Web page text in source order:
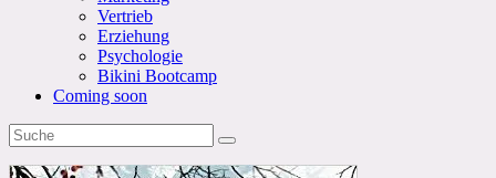
Vertrieb
Erziehung
Psychologie
Bikini Bootcamp
Coming soon